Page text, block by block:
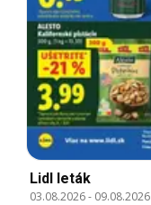
Lidl leták
03.08.2026- 09.08.2026